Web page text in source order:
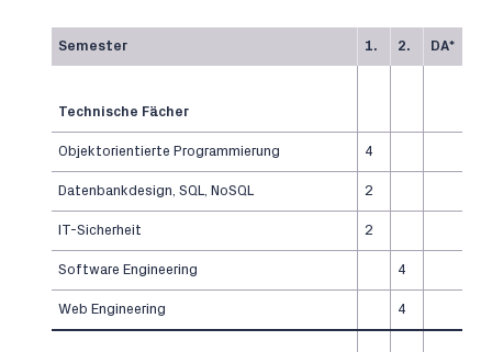
Semester 1. 2. DA*
Technische Fächer
Objektorientierte Programmierung 4
Datenbankdesign, SQL, NoSQL 2
IT-Sicherheit 2
Software Engineering 4
Web Engineering 4